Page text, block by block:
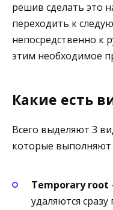
решив сделать это
переходить к
непосредственно к
этим необходимое
Какие есть
Всего выделяют 3
которые выполняют
Temporary root
удаляются